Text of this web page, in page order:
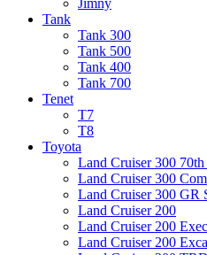
Tank
Tank 300
Tank 500
Tank 400
Tank 700
Tenet
T7
T8
Toyota
Land Cruiser 300
Land Cruiser 300
Land Cruiser 300 GR
Land Cruiser 200
Land Cruiser 200
Land Cruiser 200